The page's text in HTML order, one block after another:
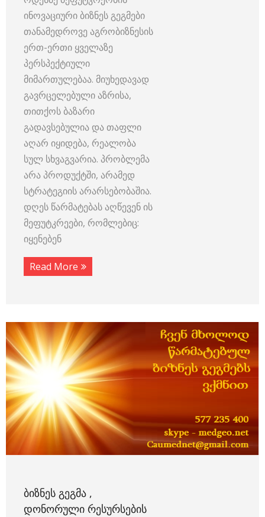
ინოვაციური ბიზნეს გეგმები
თანამედროვე აგრობიზნესის
ერთ-ერთი ყველაზე
პერსპექტიული
მიმართულებაა. მიუხედავად
გავრცელებული აზრისა,
თითქოს ბაზარი
გადავსებულია და თაფლი
აღარ იყიდება, რეალობა
სულ სხვაგვარია. პრობლემა
არა პროდუქტში, არამედ
სტრატეგიის არარსებობაშია.
დღეს წარმატებას აღწევენ ის
მეფუტკრეები, რომლებიც:
იყენებენ
Read More
ᲑᲘᲖᲜᲔᲡ ᲒᲔᲒᲛᲐ ,
ᲓᲝᲜᲝᲠᲣᲚᲘ ᲠᲔᲡᲣᲠᲡᲔᲑᲘᲡ